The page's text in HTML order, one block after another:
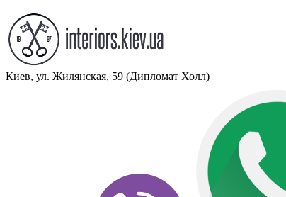
Киев, ул. Жилянская, 59 (Дипломат Холл)